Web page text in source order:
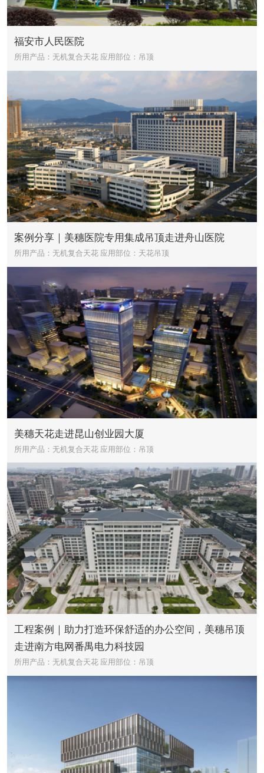
福安市人民医院
所用产品：无机复合天花 应用部位：吊顶
案例分享｜美穗医院专用集成吊顶走进舟山医院
所用产品：无机复合天花 应用部位：天花吊顶
美穗天花走进昆山创业园大厦
所用产品：无机复合天花 应用部位：吊顶
工程案例｜助力打造环保舒适的办公空间，美穗吊顶
走进南方电网番禺电力科技园
所用产品：无机复合天花 应用部位：吊顶